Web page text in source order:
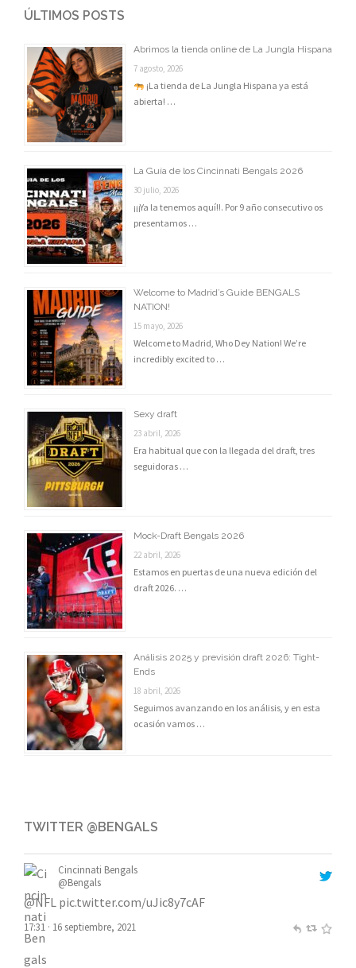
ÚLTIMOS POSTS
Abrimos la tienda online de La Jungla Hispana
7 agosto, 2026
¡La tienda de La Jungla Hispana ya está
abierta! …
La Guía de los Cincinnati Bengals 2026
30 julio, 2026
¡¡¡Ya la tenemos aquí!!. Por 9 año consecutivo os
presentamos …
Welcome to Madrid’s Guide BENGALS
NATION!
15 mayo, 2026
Welcome to Madrid, Who Dey Nation! We’re
incredibly excited to …
Sexy draft
23 abril, 2026
Era habitual que con la llegada del draft, tres
seguidoras …
Mock-Draft Bengals 2026
22 abril, 2026
Estamos en puertas de una nueva edición del
draft 2026. …
Análisis 2025 y previsión draft 2026: Tight-
Ends
18 abril, 2026
Seguimos avanzando en los análisis, y en esta
ocasión vamos …
TWITTER @BENGALS
Cincinnati Bengals
@Bengals
@NFL pic.twitter.com/uJic8y7cAF
17:31 · 16 septiembre, 2021